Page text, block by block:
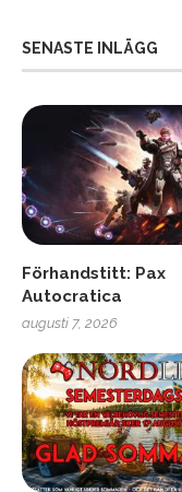
SENASTE INLÄGG
Förhandstitt: Pax
Autocratica
augusti 7, 2026